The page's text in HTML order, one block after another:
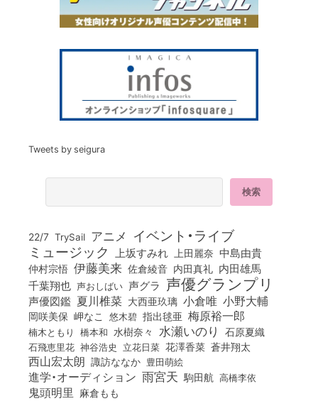
Tweets by seigura
22/7 TrySail アニメ イベント・ライブ
ミュージック 上坂すみれ 上田麗奈 中島由貴
仲村宗悟 伊藤美来 佐倉綾音 内田真礼 内田雄馬
千葉翔也 声おしばい 声グラ 声優グランプリ
声優図鑑 夏川椎菜 大西亜玖璃 小倉唯 小野大輔
岡咲美保 岬なこ 悠木碧 指出毬亜 梅原裕一郎
楠木ともり 橋本和 水樹奈々 水瀬いのり 石原夏織
石飛恵里花 神谷浩史 立花日菜 花澤香菜 蒼井翔太
西山宏太朗 諏訪ななか 豊田萌絵
進学・オーディション 雨宮天 駒田航 高橋李依
鬼頭明里 麻倉もも